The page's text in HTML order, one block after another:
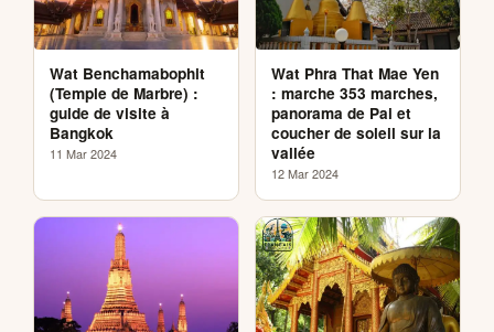
Wat Benchamabophit
(Temple de Marbre) :
guide de visite à
Bangkok
11 Mar 2024
Wat Phra That Mae Yen
: marche 353 marches,
panorama de Pai et
coucher de soleil sur la
vallée
12 Mar 2024